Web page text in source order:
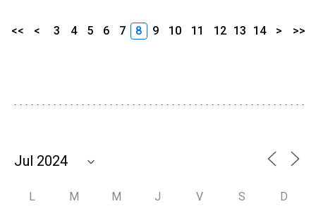
<< < 3 4 5 6 7 8 9 10 11 12 13 14 > >>
L M M J V S D